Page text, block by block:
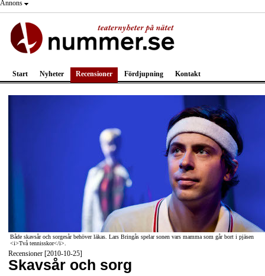
Annons
Start Nyheter Recensioner Fördjupning Kontakt
Både skavsår och sorgesår behöver läkas. Lars Bringås spelar sonen vars mamma som går bort i pjäsen
<i>Två tennisskor</i>.
Recensioner [2010-10-25]
Skavsår och sorg